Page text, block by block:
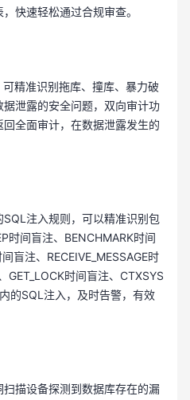
快速轻松通过合规审查。
精准识别拖库、撞库、暴力破
泄露的安全问题，双向审计功
全面审计，在数据泄露发生的
注入规则，可以精准识别包
时间盲注、BENCHMARK时间
盲注、RECEIVE_MESSAGE时
GET_LOCK时间盲注、CTXSYS
的SQL注入，及时告警，有效
描设备探测到数据库存在的漏